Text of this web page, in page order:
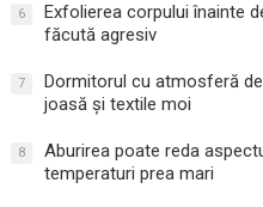
6
Exfolierea corpului înainte
făcută agresiv
7
Dormitorul cu atmosferă
joasă și textile moi
8
Aburirea poate reda
temperaturi prea mari